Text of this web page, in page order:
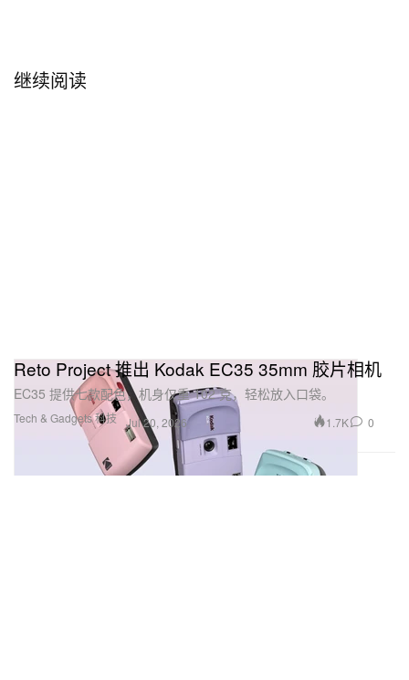
继续阅读
Tech & Gadgets 科技
Reto Project 推出 Kodak EC35 35mm 胶片相机
EC35 提供七款配色，机身仅重 102 克，轻松放入口袋。
Jul 20, 2026 1.7K 0